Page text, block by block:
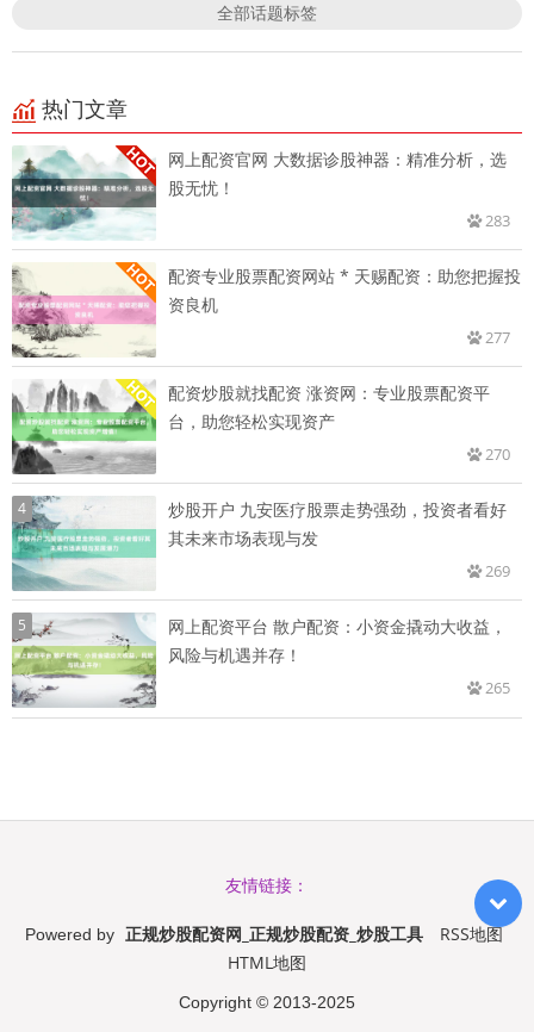
全部话题标签
热门文章
网上配资官网 大数据诊股神器：精准分析，选
股无忧！
283
配资专业股票配资网站 * 天赐配资：助您把握投
资良机
277
配资炒股就找配资 涨资网：专业股票配资平
台，助您轻松实现资产
270
4
炒股开户 九安医疗股票走势强劲，投资者看好
其未来市场表现与发
269
5
网上配资平台 散户配资：小资金撬动大收益，
风险与机遇并存！
265
友情链接：
Powered by 正规炒股配资网_正规炒股配资_炒股工具
RSS地图
HTML地图
Copyright © 2013-2025